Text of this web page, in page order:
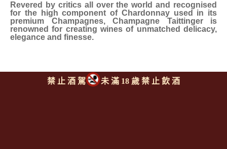
Revered by critics all over the world and recognised
for the high component of Chardonnay used in its
premium Champagnes, Champagne Taittinger is
renowned for creating wines of unmatched delicacy,
elegance and finesse.
禁 止 酒 駕 未 滿 18 歲 禁 止 飲 酒